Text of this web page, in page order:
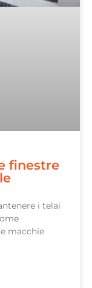
finestre
i telai
macchie